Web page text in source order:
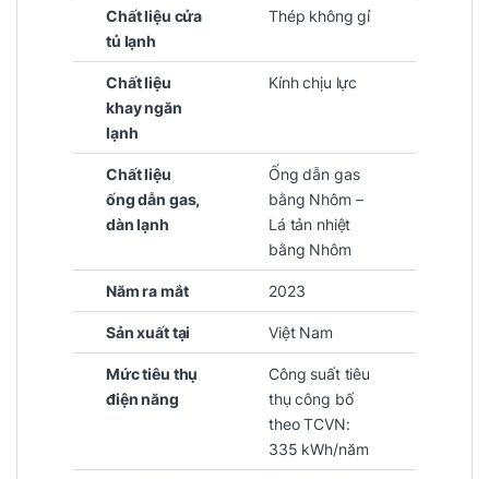
Chất liệu cửa
tủ lạnh
Thép không gỉ
Chất liệu
khay ngăn
lạnh
Kính chịu lực
Chất liệu
ống dẫn gas,
dàn lạnh
Ống dẫn gas
bằng Nhôm –
Lá tản nhiệt
bằng Nhôm
Năm ra mắt 2023
Sản xuất tại Việt Nam
Mức tiêu thụ
điện năng
Công suất tiêu
thụ công bố
theo TCVN:
335 kWh/năm